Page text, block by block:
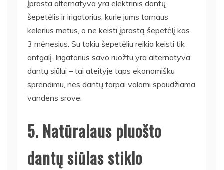
Įprasta alternatyva yra elektrinis dantų
šepetėlis ir irigatorius, kurie jums tarnaus
kelerius metus, o ne keisti įprastą šepetėlį kas
3 mėnesius. Su tokiu šepetėliu reikia keisti tik
antgalį. Irigatorius savo ruožtu yra alternatyva
dantų siūlui – tai ateityje taps ekonomišku
sprendimu, nes dantų tarpai valomi spaudžiama
vandens srove.
5. Natūralaus pluošto
dantų siūlas stiklo